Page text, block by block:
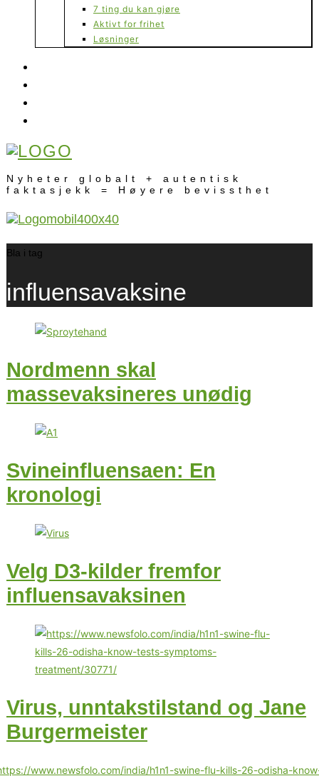
7 ting du kan gjøre
Aktivt for frihet
Løsninger
Nyheter globalt + autentisk
faktasjekk = Høyere bevissthet
Bla i tag
influensavaksine
Nordmenn skal
massevaksineres unødig
Svineinfluensaen: En
kronologi
Velg D3-kilder fremfor
influensavaksinen
Virus, unntakstilstand og Jane
Burgermeister